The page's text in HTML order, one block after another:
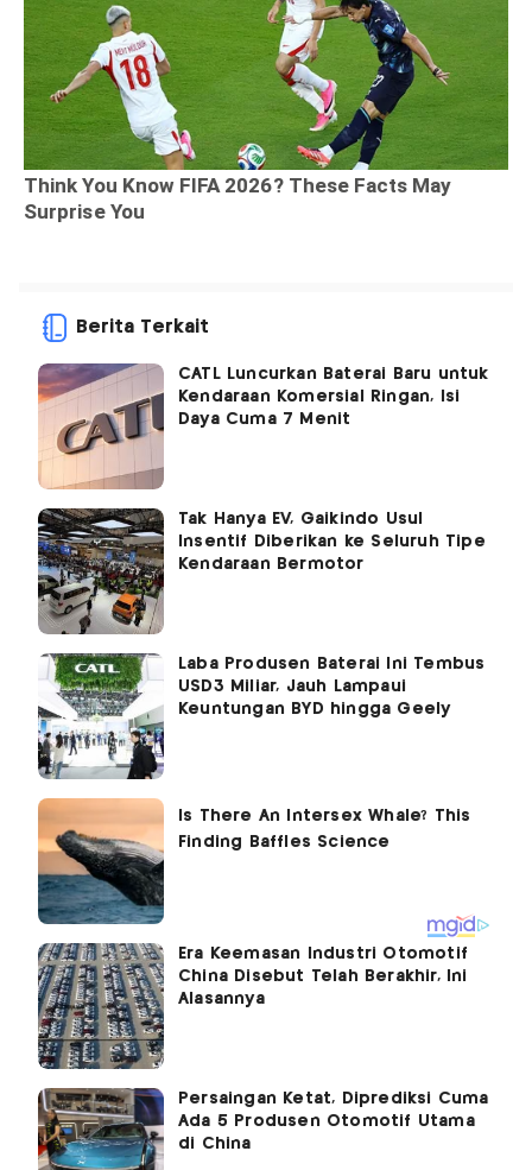
Berita Terkait
CATL Luncurkan Baterai Baru untuk
Kendaraan Komersial Ringan, Isi
Daya Cuma 7 Menit
Tak Hanya EV, Gaikindo Usul
Insentif Diberikan ke Seluruh Tipe
Kendaraan Bermotor
Laba Produsen Baterai Ini Tembus
USD3 Miliar, Jauh Lampaui
Keuntungan BYD hingga Geely
Era Keemasan Industri Otomotif
China Disebut Telah Berakhir, Ini
Alasannya
Persaingan Ketat, Diprediksi Cuma
Ada 5 Produsen Otomotif Utama
di China